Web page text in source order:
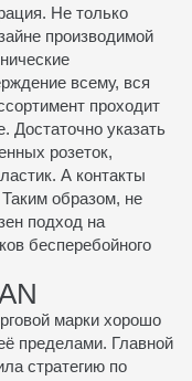
Не только
производимой
всему, вся
проходит
Достаточно указать
розеток,
А контакты
образом, не
подход на
бесперебойного
марки хорошо
пределами. Главной
стратегию по